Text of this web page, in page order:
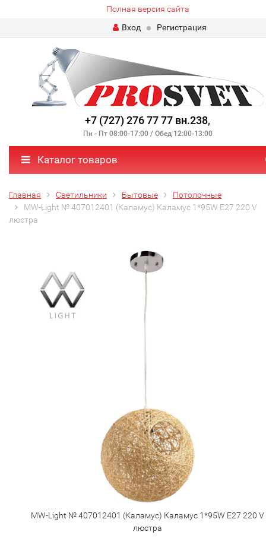
Полная версия сайта
Вход
Регистрация
+7 (727) 276 77 77 вн.238,
Пн - Пт 08:00-17:00 / Обед 12:00-13:00
Каталог товаров
Главная Светильники Бытовые
Потолочные
MW-Light № 407012401 (Каламус) Каламус 1*95W E27 220 V
люстра
MW-Light № 407012401 (Каламус) Каламус 1*95W E27 220 V
люстра